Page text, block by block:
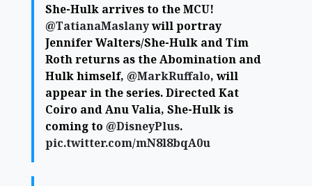
She-Hulk arrives to the MCU!
@TatianaMaslanywill portray
Jennifer Walters/She-Hulk and Tim
Roth returns as the Abomination and
Hulk himself, @MarkRuffalo, will
appear in the series. Directed Kat
Coiro and Anu Valia, She-Hulk is
coming to @DisneyPlus.
pic.twitter.com/mN8l8bqA0u